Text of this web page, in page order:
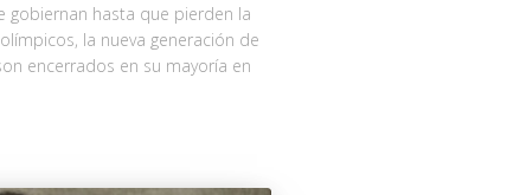
gobiernan hasta que pierden la
la nueva generación de
encerrados en su mayoría en